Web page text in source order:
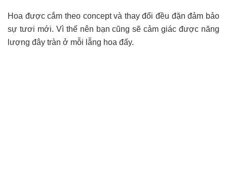
Hoa được cắm theo concept và thay đổi đều đặn đảm bảo
sự tươi mới. Vì thế nên bạn cũng sẽ cảm giác được năng
lượng đây tràn ở mỗi lẵng hoa đấy.